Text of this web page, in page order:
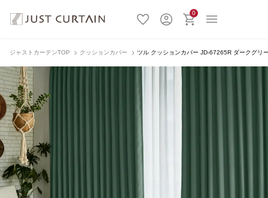
0
ジャストカーテンTOP クッションカバー ツル クッションカバー JD-67265R ダークグリ